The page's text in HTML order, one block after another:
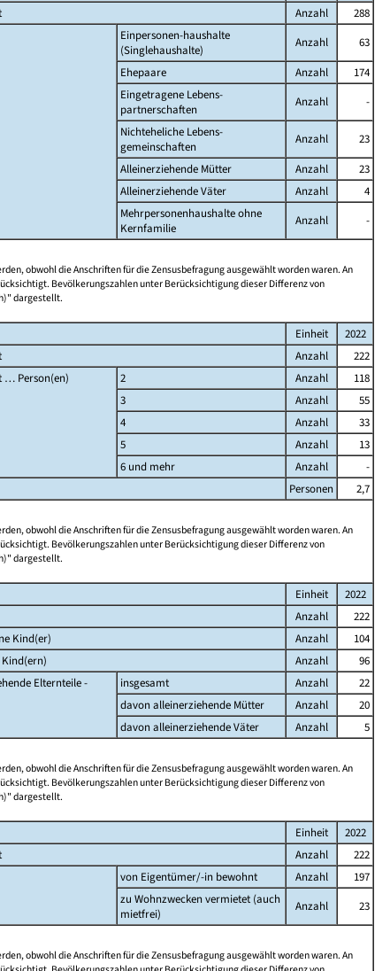
Anzahl
288
Einpersonen-haushalte
(Singlehaushalte)
Anzahl
63
Ehepaare
Anzahl
174
Eingetragene Lebens-
partnerschaften
Anzahl
-
Nichteheliche Lebens-
gemeinschaften
Anzahl
23
Alleinerziehende Mütter
Anzahl
23
Alleinerziehende Väter
Anzahl
4
Mehrpersonenhaushalte ohne
Kernfamilie
Anzahl
-
obwohl die Anschriften für die Zensusbefragung ausgewählt worden waren. An
Bevölkerungszahlen unter Berücksichtigung dieser Differenz von
dargestellt.
Einheit
2022
Anzahl
222
… Person(en)
2 Anzahl
118
3
Anzahl
55
4
Anzahl
33
5
Anzahl
13
6 und mehr
Anzahl
-
Personen
2,7
obwohl die Anschriften für die Zensusbefragung ausgewählt worden waren. An
Bevölkerungszahlen unter Berücksichtigung dieser Differenz von
dargestellt.
Einheit
2022
Anzahl
222
Kind(er) Anzahl
104
Anzahl
96
Elternteile -
insgesamt Anzahl
22
davon alleinerziehende Mütter
Anzahl
20
davon alleinerziehende Väter
Anzahl
5
obwohl die Anschriften für die Zensusbefragung ausgewählt worden waren. An
Bevölkerungszahlen unter Berücksichtigung dieser Differenz von
dargestellt.
Einheit
2022
Anzahl
222
von Eigentümer/-in bewohnt Anzahl
197
zu Wohnzwecken vermietet (auch
mietfrei)
Anzahl
23
obwohl die Anschriften für die Zensusbefragung ausgewählt worden waren. An